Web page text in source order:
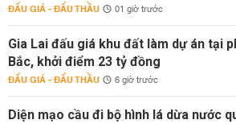
ĐẤU GIÁ - ĐẤU THẦU 01 giờ trước
Gia Lai đấu giá khu đất làm dự án tại
Bắc, khởi điểm 23 tỷ đồng
ĐẤU GIÁ - ĐẤU THẦU 6 giờ trước
Diện mạo cầu đi bộ hình lá dừa nước